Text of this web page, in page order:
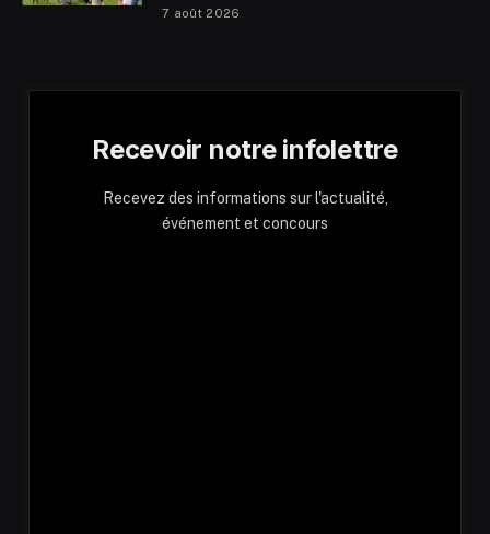
7 août 2026
Recevoir notre infolettre
Recevez des informations sur l'actualité,
événement et concours